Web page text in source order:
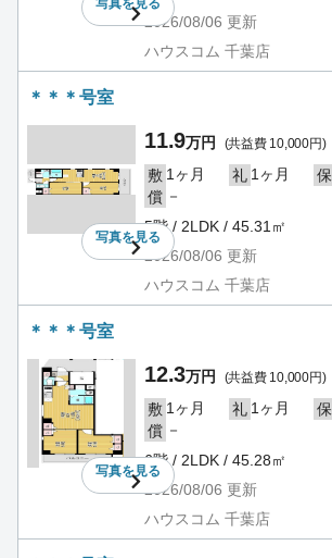
写真を見る
2026/08/06 更新
ハウスコム 千葉店
＊＊＊号室
写真を見る
11.9万円 (共益費 10,000円)
敷 1ヶ月 礼 1ヶ月 保
償 －
5階 / 2LDK / 45.31㎡
2026/08/06 更新
ハウスコム 千葉店
＊＊＊号室
写真を見る
12.3万円 (共益費 10,000円)
敷 1ヶ月 礼 1ヶ月 保
償 －
6階 / 2LDK / 45.28㎡
2026/08/06 更新
ハウスコム 千葉店